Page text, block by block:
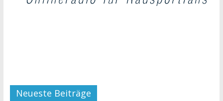
Neueste Beiträge